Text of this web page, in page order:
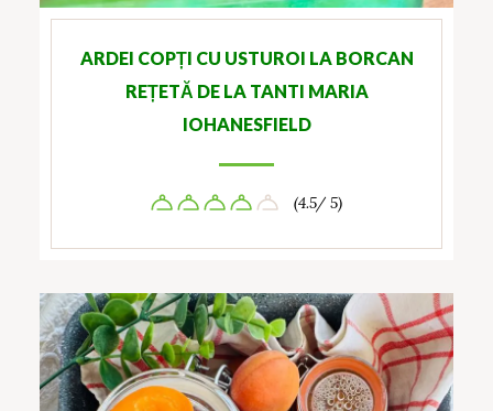
ARDEI COPȚI CU USTUROI LA BORCAN
REȚETĂ DE LA TANTI MARIA
IOHANESFIELD
(4.5/ 5)